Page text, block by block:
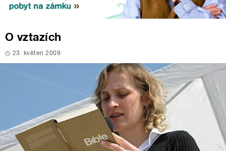
O vztazích
23. květen 2009